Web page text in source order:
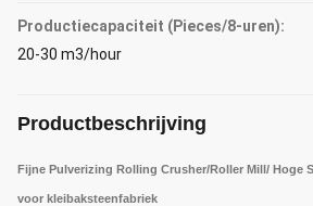
Productiecapaciteit (Pieces/8-uren):
20-30 m3/hour
Productbeschrijving
Fijne Pulverizing Rolling Crusher/Roller Mill/ Hoge
voor kleibaksteenfabriek